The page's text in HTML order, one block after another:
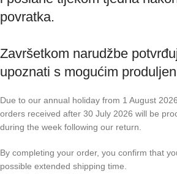
povratka.
Završetkom narudžbe
upoznati s mogućim
Due to our annual holiday from 1 August
orders received after 30 July 2026 will be
during the week following our return.
By completing your order, you confirm that
possible extended shipping time.